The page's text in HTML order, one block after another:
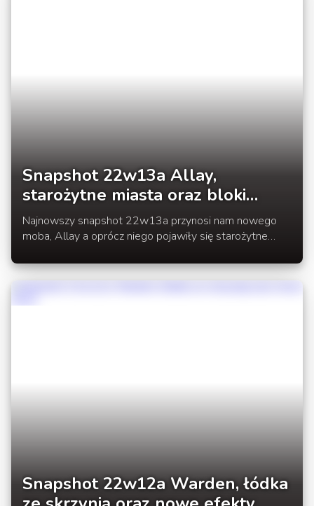
Snapshot 22w13a Allay,
starożytne miasta oraz bloki
wzmocnionego łupka
Najnowszy snapshot 22w13a przynosi nam nowego
moba, Allay a oprócz niego pojawiły się starożytne
testować w eksperymentalnym wydaniu 1.19.
Snapshot 22w12a Warden, łódka